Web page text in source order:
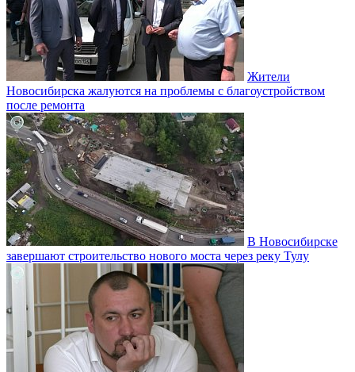
Жители
Новосибирска жалуются на проблемы с благоустройством
после ремонта
В Новосибирске
завершают строительство нового моста через реку Тулу